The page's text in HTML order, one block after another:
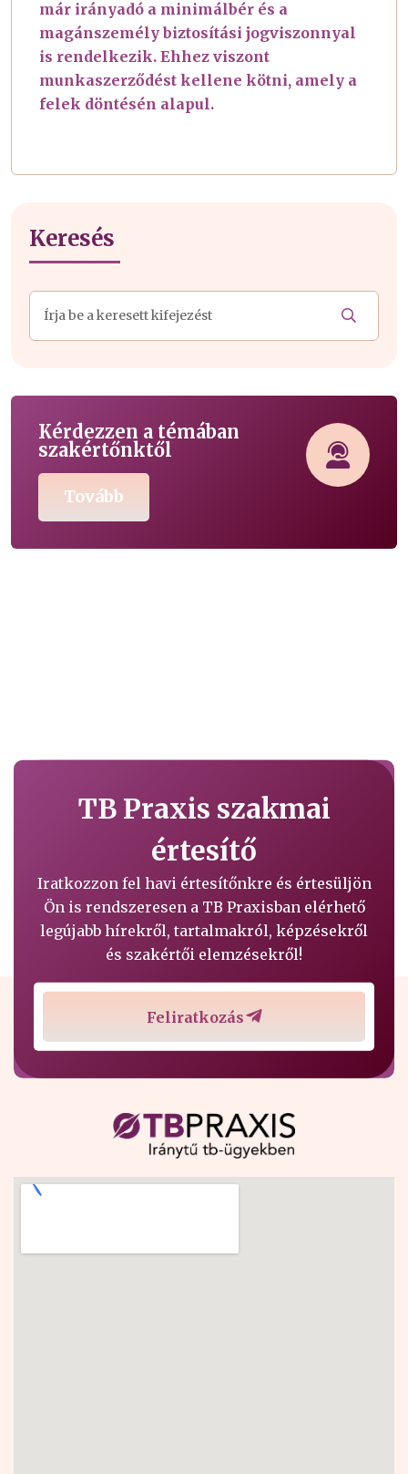
már irányadó a minimálbér és a
magánszemély biztosítási jogviszonnyal
is rendelkezik. Ehhez viszont
munkaszerződést kellene kötni, amely a
felek döntésén alapul.
Keresés
Kérdezzen a témában
szakértőnktől
Tovább
TB Praxis szakmai
értesítő
Iratkozzon fel havi értesítőnkre és értesüljön
Ön is rendszeresen a TB Praxisban elérhető
legújabb hírekről, tartalmakról, képzésekről
és szakértői elemzésekről!
Feliratkozás